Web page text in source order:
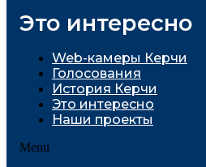
Это интересно
Web-камеры Керчи
Голосования
История Керчи
Это интересно
Наши проекты
Menu